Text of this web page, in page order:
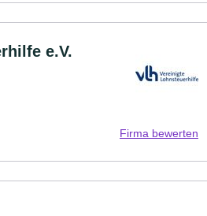
e.V.
Firma bewerten